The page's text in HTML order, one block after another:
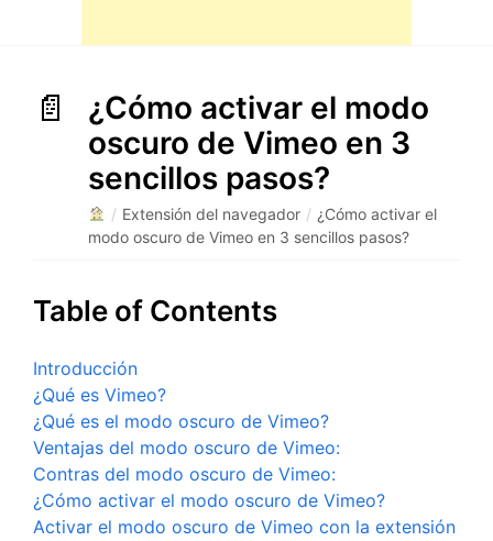
¿Cómo activar el modo
oscuro de Vimeo en 3
sencillos pasos?
/ Extensión del navegador / ¿Cómo activar el
modo oscuro de Vimeo en 3 sencillos pasos?
Table of Contents
Introducción
¿Qué es Vimeo?
¿Qué es el modo oscuro de Vimeo?
Ventajas del modo oscuro de Vimeo:
Contras del modo oscuro de Vimeo:
¿Cómo activar el modo oscuro de Vimeo?
Activar el modo oscuro de Vimeo con la extensión